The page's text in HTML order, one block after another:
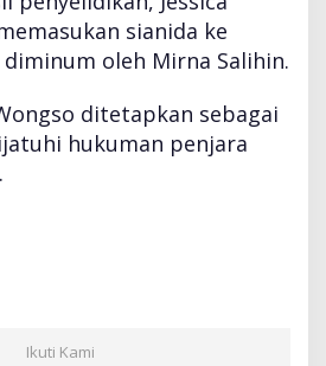
sianida ke
oleh Mirna Salihin.
ditetapkan sebagai
hukuman penjara
Ikuti Kami